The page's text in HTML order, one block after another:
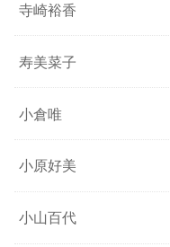
寺崎裕香
寿美菜子
小倉唯
小原好美
小山百代